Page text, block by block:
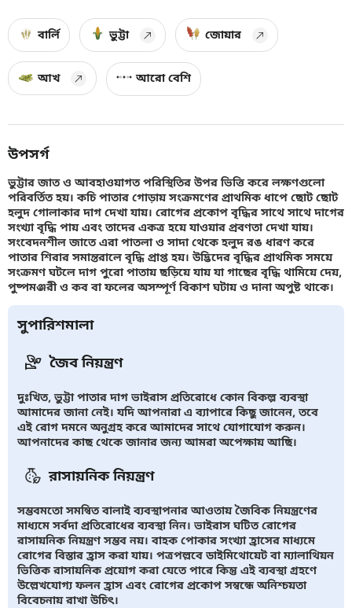
বার্লি ভুট্টা জোয়ার
আখ আরো বেশি
উপসর্গ
ভুট্টার জাত ও আবহাওয়াগত পরিস্থিতির উপর ভিত্তি করে লক্ষণগুলো
পরিবর্তিত হয়। কচি পাতার গোড়ায় সংক্রমণের প্রাথমিক ধাপে ছোট ছোট
হলুদ গোলাকার দাগ দেখা যায়। রোগের প্রকোপ বৃদ্ধির সাথে সাথে দাগের
সংখ্যা বৃদ্ধি পায় এবং তাদের একত্র হয়ে যাওয়ার প্রবণতা দেখা যায়।
সংবেদনশীল জাতে এরা পাতলা ও সাদা থেকে হলুদ রঙ ধারণ করে
পাতার শিরার সমান্তরালে বৃদ্ধি প্রাপ্ত হয়। উদ্ভিদের বৃদ্ধির প্রাথমিক সময়ে
সংক্রমণ ঘটলে দাগ পুরো পাতায় ছড়িয়ে যায় যা গাছের বৃদ্ধি থামিয়ে দেয়,
পুষ্পমঞ্জরী ও কব বা ফলের অসম্পূর্ণ বিকাশ ঘটায় ও দানা অপুষ্ট থাকে।
সুপারিশমালা
জৈব নিয়ন্ত্রণ
দুঃখিত, ভুট্টা পাতার দাগ ভাইরাস প্রতিরোধে কোন বিকল্প ব্যবস্থা
আমাদের জানা নেই। যদি আপনারা এ ব্যাপারে কিছু জানেন, তবে
এই রোগ দমনে অনুগ্রহ করে আমাদের সাথে যোগাযোগ করুন।
আপনাদের কাছ থেকে জানার জন্য আমরা অপেক্ষায় আছি।
রাসায়নিক নিয়ন্ত্রণ
সম্ভবমতো সমন্বিত বালাই ব্যবস্থাপনার আওতায় জৈবিক নিয়ন্ত্রণের
মাধ্যমে সর্বদা প্রতিরোধের ব্যবস্থা নিন। ভাইরাস ঘটিত রোগের
রাসায়নিক নিয়ন্ত্রণ সম্ভব নয়। বাহক পোকার সংখ্যা হ্রাসের মাধ্যমে
রোগের বিস্তার হ্রাস করা যায়। পত্রপল্লবে ডাইমিথোয়েট বা ম্যালাথিয়ন
ভিত্তিক রাসায়নিক প্রয়োগ করা যেতে পারে কিন্তু এই ব্যবস্থা গ্রহণে
উল্লেখযোগ্য ফলন হ্রাস এবং রোগের প্রকোপ সম্বন্ধে অনিশ্চয়তা
বিবেচনায় রাখা উচিৎ।